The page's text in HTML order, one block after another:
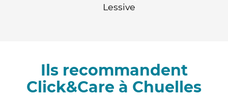
Lessive
Ils recommandent
Click&Care à Chuelles